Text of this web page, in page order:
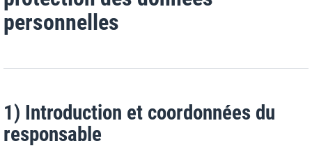
personnelles
1) Introduction et coordonnées du
responsable